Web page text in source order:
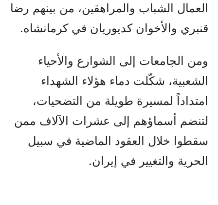
العمال الشباب والمراهقين، من بينهم رضا
قنبري والأخوان كديوريان في كرمانشاه.
ومن الجامعات إلى الشوارع والأحياء
الشعبية، شكّلت دماء هؤلاء الشهداء
امتداداً لمسيرة طويلة من التضحيات،
لتنضم أسماؤهم إلى عشرات الآلاف ممن
سقطوا خلال العقود الماضية في سبيل
الحرية والتغيير في إيران.